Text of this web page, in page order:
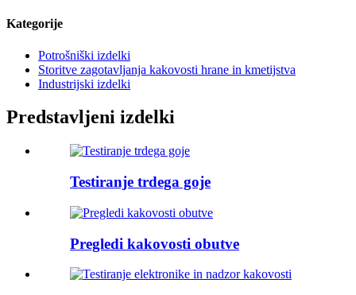
Kategorije
Potrošniški izdelki
Storitve zagotavljanja kakovosti hrane in kmetijstva
Industrijski izdelki
Predstavljeni izdelki
Testiranje trdega goje
Pregledi kakovosti obutve